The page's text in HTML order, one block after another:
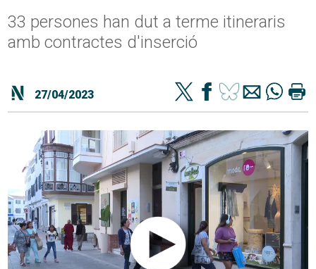
33 persones han dut a terme itineraris
amb contractes d'inserció
27/04/2023